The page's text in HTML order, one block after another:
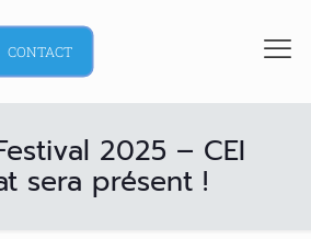
CONTACT
2025 – CEI
sera présent !